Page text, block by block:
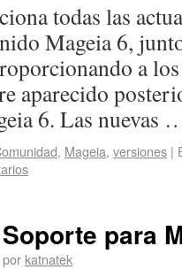
todas las
Mageia 6,
a
aparecido
6. Las nuevas
, Mageia, versiones |
para
por katnatek